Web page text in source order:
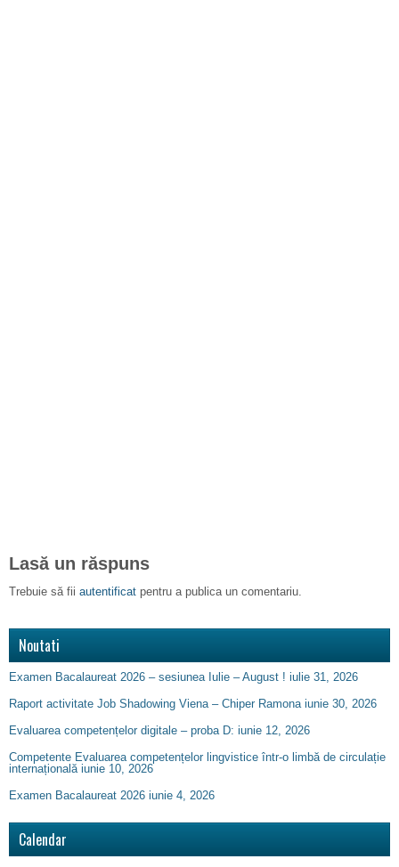
Lasă un răspuns
Trebuie să fii autentificat pentru a publica un comentariu.
Noutati
Examen Bacalaureat 2026 – sesiunea Iulie – August ! iulie 31, 2026
Raport activitate Job Shadowing Viena – Chiper Ramona iunie 30, 2026
Evaluarea competențelor digitale – proba D: iunie 12, 2026
Competente Evaluarea competențelor lingvistice într-o limbă de circulație
internațională iunie 10, 2026
Examen Bacalaureat 2026 iunie 4, 2026
Calendar